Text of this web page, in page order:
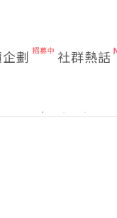
劃 社群熱話